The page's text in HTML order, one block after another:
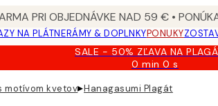
PRI OBJEDNÁVKE NAD 59 € •
NA PLÁTNERÁMY & DOPLNKYPONUKY
SALE - 50% ZĽAVA NA
0 min0 s
Platné
do:
2026-
motívom kvetov▸Hanagasumi Plagát